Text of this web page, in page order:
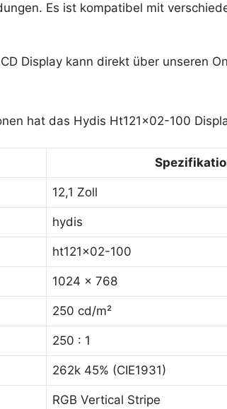
Es ist kompatibel mit
Display kann direkt über unseren
hat das Hydis Ht121x02-100
12,1 Zoll
hydis
ht121x02-100
1024 x 768
250 cd/m²
250 : 1
262k 45% (CIE1931)
RGB Vertical Stripe